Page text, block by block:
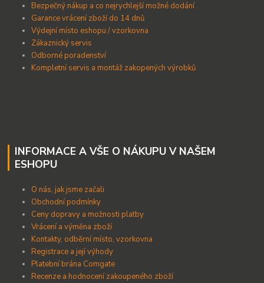
Bezpečný nákup a co nejrychlejší možné dodání
Garance vrácení zboží do 14 dnů
Výdejní místo eshopu / vzorkovna
Zákaznický servis
Odborné poradenství
Kompletní servis a montáž zakopených výrobků
INFORMACE A VŠE O NÁKUPU V NAŠEM
ESHOPU
O nás, jak jsme začali
Obchodní podmínky
Ceny dopravy a možnosti platby
Vrácení a výměna zboží
Kontakty, odběrní místo, vzorkovna
Registrace a její výhody
Platební brána Comgate
Recenze a hodnocení zakoupeného zboží